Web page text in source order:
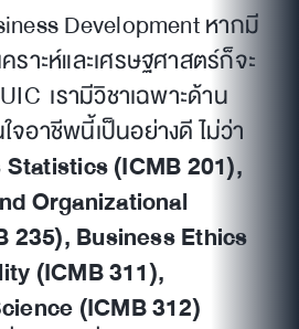
Development หากมี
ราะห์และเศรษฐศาสตร์ก็จะ
เรามีวิชาเฉพาะด้าน
อาชีพนี้เป็นอย่างดี ไม่ว่า
(ICMB 201),
Organizational
235), Business Ethics
(ICMB 311),
(ICMB 312)